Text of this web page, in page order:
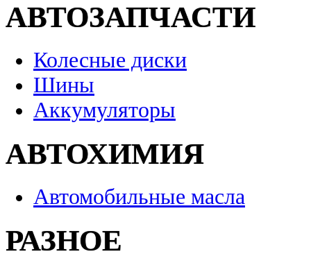
АВТОЗАПЧАСТИ
Колесные диски
Шины
Аккумуляторы
АВТОХИМИЯ
Автомобильные масла
РАЗНОЕ